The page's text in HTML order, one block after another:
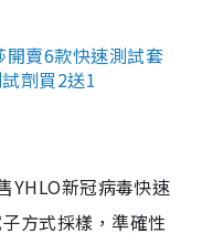
賣6款快速測試套
劑買2送1
YHLO新冠病毒快速
方式採樣，準確性